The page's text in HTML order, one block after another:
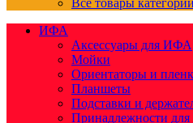
Все товары категории
ИФА
Аксессуары для ИФА
Мойки
Ориентаторы и
Планшеты
Подставки и
Принадлежности для